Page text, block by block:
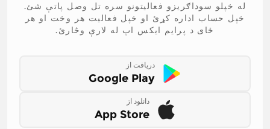
له خپلو سوداګریزو فعالیتونو سره تل وصل پاتې شئ.
خپل حساب اداره کړئ او خپل فعالیت هر وخت او هر
ځای د پرایم ایکس اپ له لارې وڅارئ.
دریافت از
Google Play
دانلود از
App Store